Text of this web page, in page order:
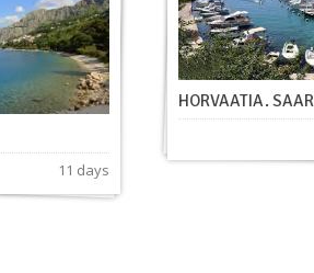
11 days
HORVAATIA.